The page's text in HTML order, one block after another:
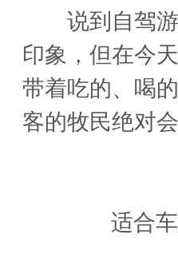
说到自驾游
印象，但在今
带着吃的、喝
客的牧民绝对
适合车